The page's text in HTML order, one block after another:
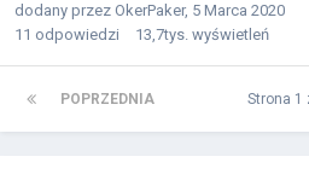
dodany przez OkerPaker, 5 Marca 2020
11 odpowiedzi 13,7tys. wyświetleń
POPRZEDNIA Strona 1